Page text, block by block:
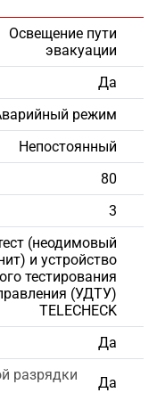
Освещение пути
эвакуации
Да
режим
Непостоянный
80
3
(неодимовый
и устройство
тестирования
(УДТУ)
TELECHECK
Да
разрядки
Да